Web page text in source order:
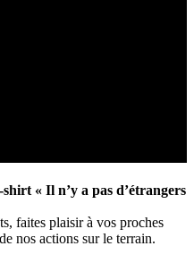
shirt « Il n’y a pas d’étrangers
faites plaisir à vos proches
nos actions sur le terrain.